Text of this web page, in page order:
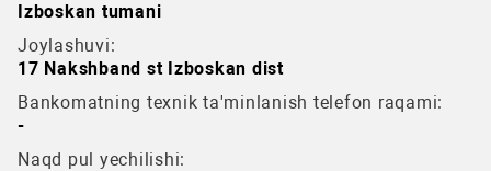
Izboskan tumani
Joylashuvi:
17 Nakshband st Izboskan dist
Bankomatning texnik ta'minlanish telefon raqami:
-
Naqd pul yechilishi: